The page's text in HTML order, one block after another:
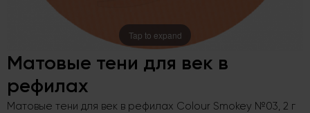
Tap to expand
Матовые тени для век в
рефилах
Матовые тени для век в рефилах Colour Smokey №03, 2 г